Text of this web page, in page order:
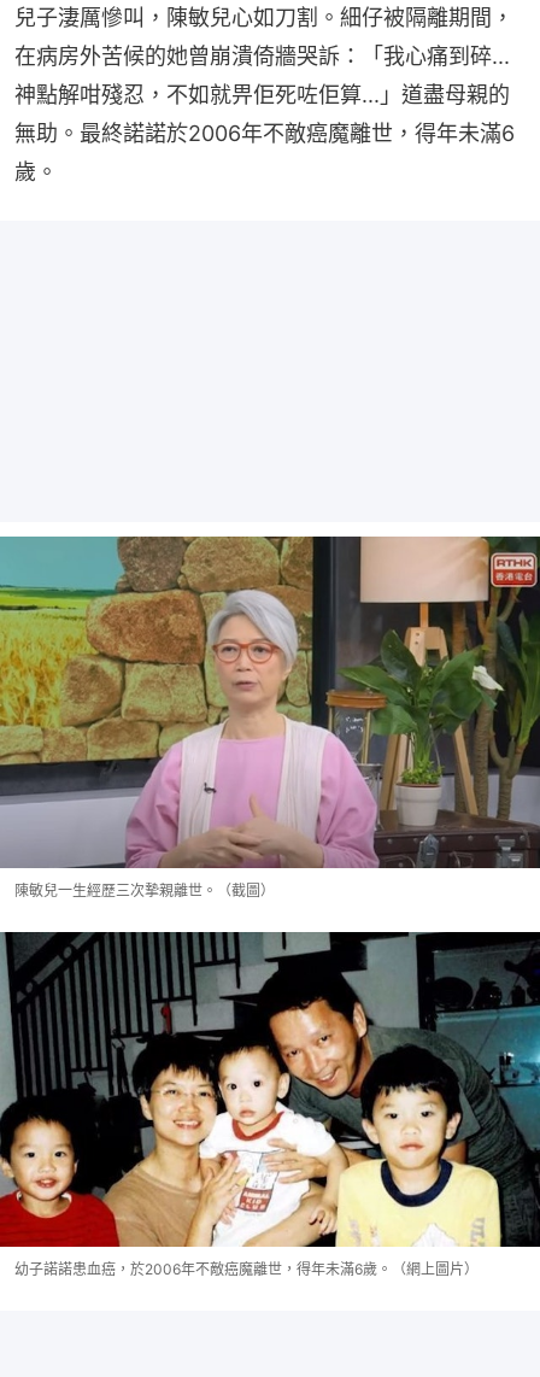
兒子淒厲慘叫，陳敏兒心如刀割。細仔被隔離期間，
在病房外苦候的她曾崩潰倚牆哭訴：「我心痛到碎...
神點解咁殘忍，不如就畀佢死咗佢算...」道盡母親的
無助。最終諾諾於2006年不敵癌魔離世，得年未滿6
歲。
陳敏兒一生經歷三次摯親離世。（截圖）
幼子諾諾患血癌，於2006年不敵癌魔離世，得年未滿6歲。（網上圖片）